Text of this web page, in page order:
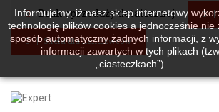
Brak sprzedaży detalicznej
Strefa dla handlowców
Informujemy, iż nasz sklep internetowy
technologię plików cookies a jednocześnie nie
sposób automatyczny żadnych informacji, z
informacji zawartych w tych plikach (tzw.
„ciasteczkach”).